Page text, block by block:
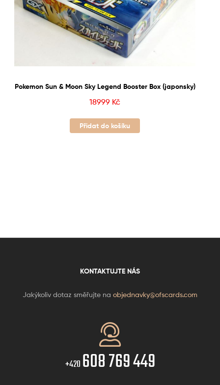
Pokemon Sun & Moon Sky Legend Booster Box (japonsky)
18999 Kč
Přidat do košíku
KONTAKTUJTE NÁS
Jakýkoliv dotaz směřujte na objednavky@ofscards.com
+420 608 769 449